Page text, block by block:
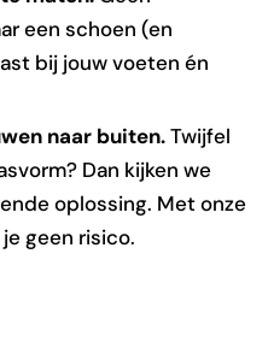
een schoen (en
bij jouw voeten én
naar buiten.Twijfel
Dan kijken we
oplossing. Met onze
geen risico.